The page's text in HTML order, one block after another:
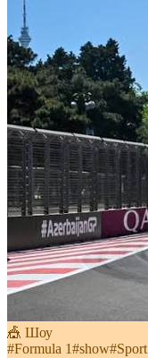
🎪 Шоу
#Formula 1#show#Sport